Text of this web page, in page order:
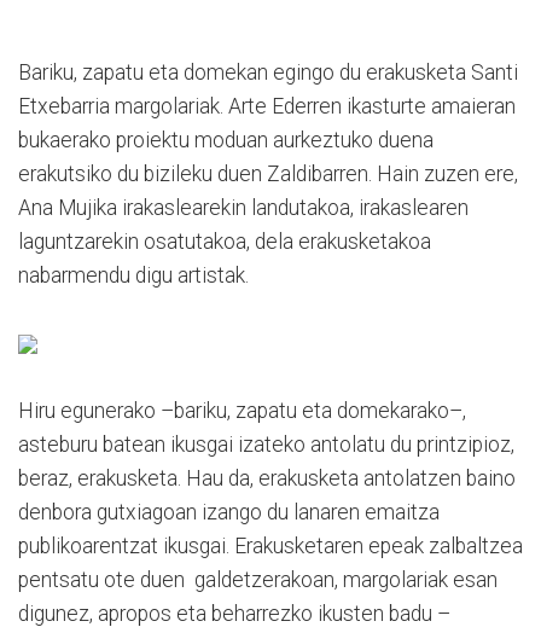
Bariku, zapatu eta domekan egingo du erakusketa Santi
Etxebarria margolariak. Arte Ederren ikasturte amaieran
bukaerako proiektu moduan aurkeztuko duena
erakutsiko du bizileku duen Zaldibarren. Hain zuzen ere,
Ana Mujika irakaslearekin landutakoa, irakaslearen
laguntzarekin osatutakoa, dela erakusketakoa
nabarmendu digu artistak.
Hiru egunerako –bariku, zapatu eta domekarako–,
asteburu batean ikusgai izateko antolatu du printzipioz,
beraz, erakusketa. Hau da, erakusketa antolatzen baino
denbora gutxiagoan izango du lanaren emaitza
publikoarentzat ikusgai. Erakusketaren epeak zalbaltzea
pentsatu ote duen galdetzerakoan, margolariak esan
digunez, apropos eta beharrezko ikusten badu –